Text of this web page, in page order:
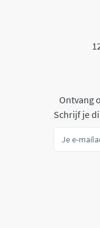
Ontvang
Schrijf je